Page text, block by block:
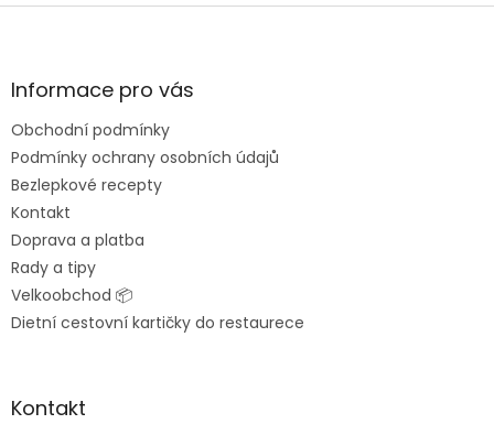
Z
aInformace pro vás
Obchodní podmínky
Podmínky ochrany osobních údajů
Bezlepkové recepty
Kontakt
Doprava a platba
Rady a tipy
Velkoobchod 📦
Dietní cestovní kartičky do restaurece
Kontakt